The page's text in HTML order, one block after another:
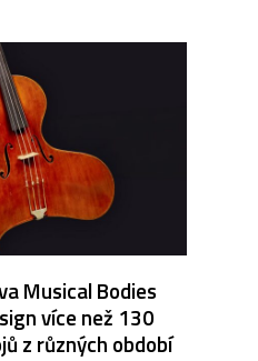
Musical Bodies
více než 130
z různých období